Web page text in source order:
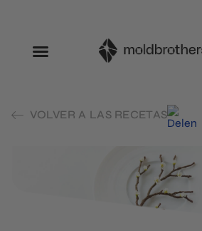
VOLVER A LAS RECETAS